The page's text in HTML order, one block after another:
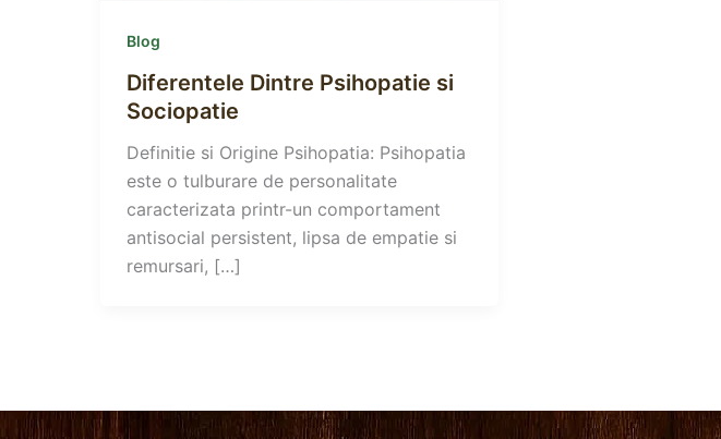
Blog
Diferentele Dintre Psihopatie si
Sociopatie
Definitie si Origine Psihopatia: Psihopatia
este o tulburare de personalitate
caracterizata printr-un comportament
antisocial persistent, lipsa de empatie si
remursari, […]